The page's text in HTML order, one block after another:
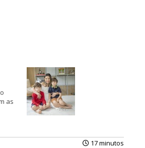
as
17 minutos